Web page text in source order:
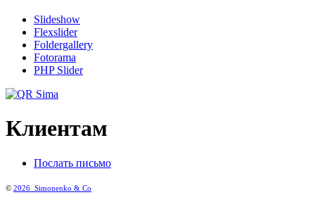
Slideshow
Flexslider
Foldergallery
Fotorama
PHP Slider
Клиентам
Послать письмо
© 2026 Simonenko & Co